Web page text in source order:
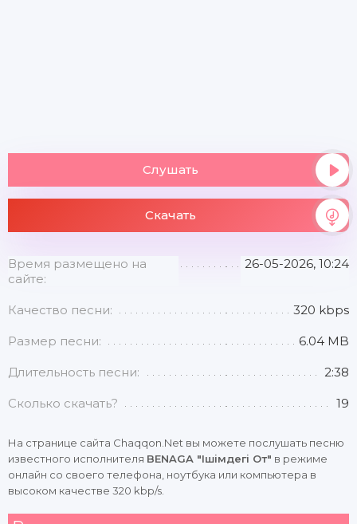
Слушать
Скачать
Время размещено на
сайте:
26-05-2026, 10:24
Качество песни: 320 kbps
Размер песни: 6.04 MB
Длительность песни: 2:38
Сколько скачать? 19
На странице сайта Chaqqon.Net вы можете послушать песню
известного исполнителя BENAGA "Ішімдегі От" в режиме
онлайн со своего телефона, ноутбука или компьютера в
высоком качестве 320 kbp/s.